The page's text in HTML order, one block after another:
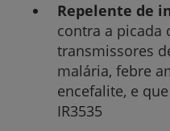
Repelente de
contra a picada
transmissores
malária, febre
encefalite, e
IR3535